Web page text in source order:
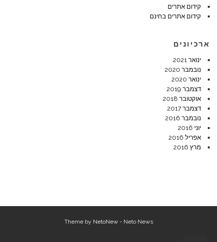
קידום אתרים
קידום אתרים בחינם
ארכיונים
ינואר 2021
נובמבר 2020
ינואר 2020
דצמבר 2019
אוקטובר 2018
דצמבר 2017
נובמבר 2016
יוני 2016
אפריל 2016
מרץ 2016
Theme by NetoNew- Neto News